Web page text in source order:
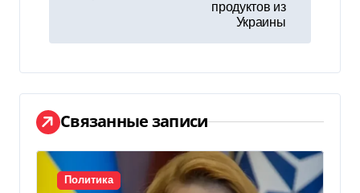
г
а
ц
и
я
продуктов из
Украины
Связанные записи
Политика